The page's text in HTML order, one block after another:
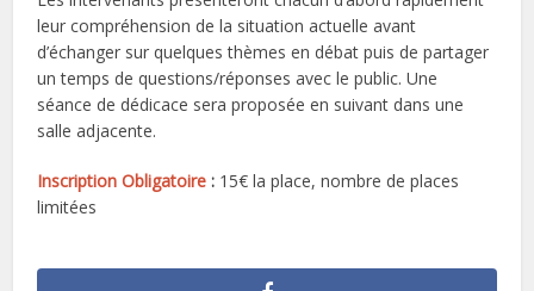
leur compréhension de la situation actuelle avant
d’échanger sur quelques thèmes en débat puis de partager
un temps de questions/réponses avec le public. Une
séance de dédicace sera proposée en suivant dans une
salle adjacente.
Inscription Obligatoire : 15€ la place, nombre de places
limitées